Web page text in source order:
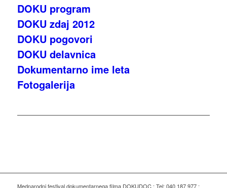
DOKU program
DOKU zdaj 2012
DOKU pogovori
DOKU delavnica
Dokumentarno ime leta
Fotogalerija
Mednarodni festival dokumentarnega filma DOKUDOC ; Tel: 040 187 977 ;